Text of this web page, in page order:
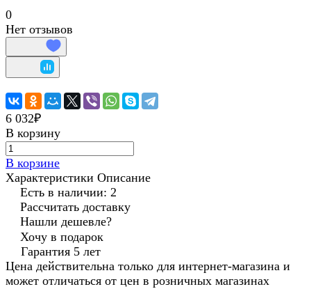
0
Нет отзывов
6 032₽
В корзину
В корзине
Характеристики Описание
Есть в наличии: 2
Рассчитать доставку
Нашли дешевле?
Хочу в подарок
Гарантия 5 лет
Цена действительна только для интернет-магазина и
может отличаться от цен в розничных магазинах